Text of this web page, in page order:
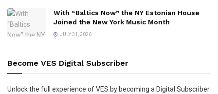
With “Baltics Now” the NY Estonian House
Joined the New York Music Month
JULY 31, 2026
Become VES Digital Subscriber
Unlock the full experience of VES by becoming a Digital Subscriber